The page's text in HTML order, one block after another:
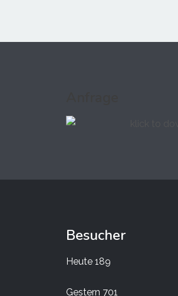
Besucher
Heute 189
Gestern 701